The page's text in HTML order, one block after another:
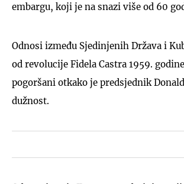
embargu, koji je na snazi ​​više od 60
Odnosi između Sjedinjenih Država i
od revolucije Fidela Castra 1959.
pogoršani otkako je predsjednik
dužnost.